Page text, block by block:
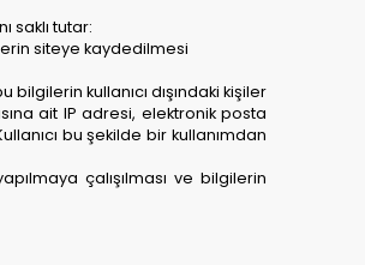
saklı tutar:
siteye kaydedilmesi
kullanıcı dışındaki kişiler
ait IP adresi, elektronik posta
bu şekilde bir kullanımdan
çalışılması ve bilgilerin